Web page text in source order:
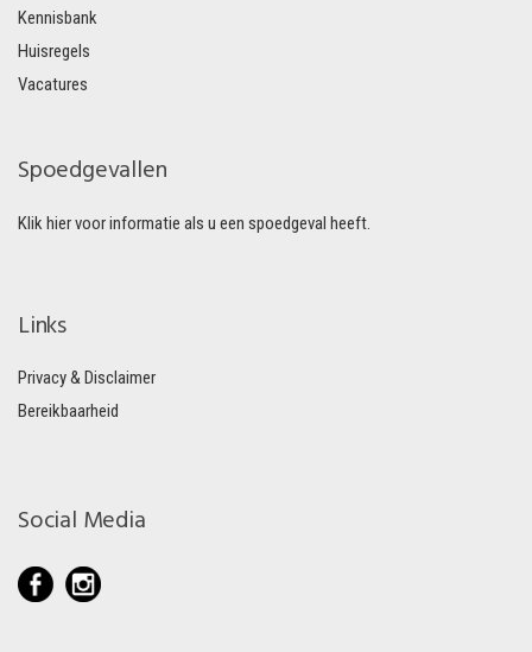
Kennisbank
Huisregels
Vacatures
Spoedgevallen
Klik hier voor informatie als u een spoedgeval heeft.
Links
Privacy & Disclaimer
Bereikbaarheid
Social Media